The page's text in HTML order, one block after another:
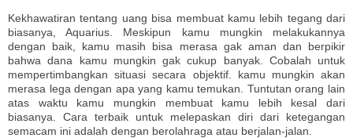
Kekhawatiran tentang uang bisa membuat kamu lebih tegang dari
biasanya, Aquarius. Meskipun kamu mungkin melakukannya
dengan baik, kamu masih bisa merasa gak aman dan berpikir
bahwa dana kamu mungkin gak cukup banyak. Cobalah untuk
mempertimbangkan situasi secara objektif. kamu mungkin akan
merasa lega dengan apa yang kamu temukan. Tuntutan orang lain
atas waktu kamu mungkin membuat kamu lebih kesal dari
biasanya. Cara terbaik untuk melepaskan diri dari ketegangan
semacam ini adalah dengan berolahraga atau berjalan-jalan.